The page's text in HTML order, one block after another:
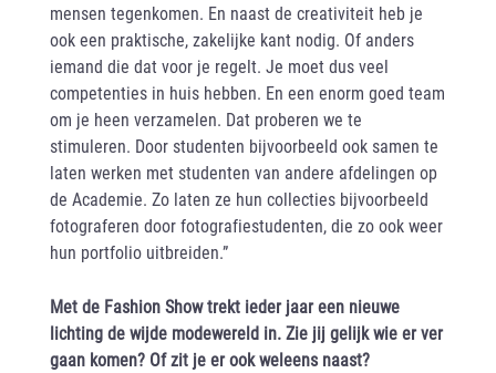
mensen tegenkomen. En naast de creativiteit heb je
ook een praktische, zakelijke kant nodig. Of anders
iemand die dat voor je regelt. Je moet dus veel
competenties in huis hebben. En een enorm goed team
om je heen verzamelen. Dat proberen we te
stimuleren. Door studenten bijvoorbeeld ook samen te
laten werken met studenten van andere afdelingen op
de Academie. Zo laten ze hun collecties bijvoorbeeld
fotograferen door fotografiestudenten, die zo ook weer
hun portfolio uitbreiden.”
Met de Fashion Show trekt ieder jaar een nieuwe
lichting de wijde modewereld in. Zie jij gelijk wie er ver
gaan komen? Of zit je er ook weleens naast?